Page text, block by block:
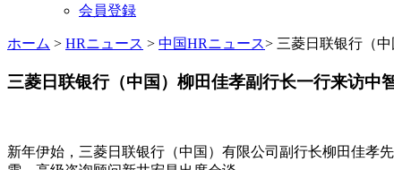
会員登録
ホーム > HRニュース > 中国HRニュース> 三菱日联银行（中
三菱日联银行（中国）柳田佳孝副行长一行来访中
新年伊始，三菱日联银行（中国）有限公司副行长柳田佳孝